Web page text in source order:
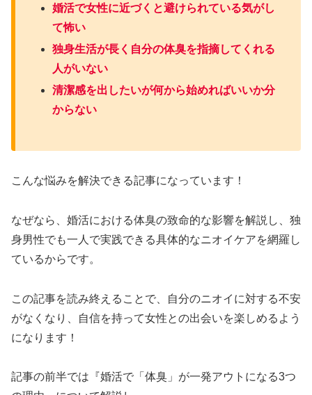
婚活で女性に近づくと避けられている気がし
て怖い
独身生活が長く自分の体臭を指摘してくれる
人がいない
清潔感を出したいが何から始めればいいか分
からない
こんな悩みを解決できる記事になっています！
なぜなら、婚活における体臭の致命的な影響を解説し、独
身男性でも一人で実践できる具体的なニオイケアを網羅し
ているからです。
この記事を読み終えることで、自分のニオイに対する不安
がなくなり、自信を持って女性との出会いを楽しめるよう
になります！
記事の前半では『婚活で「体臭」が一発アウトになる3つ